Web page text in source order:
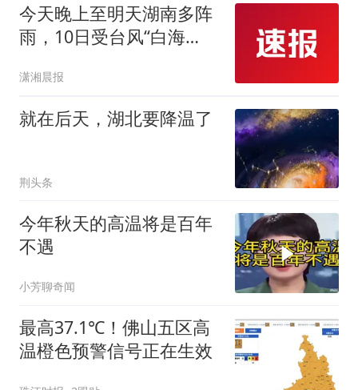
今天晚上至明天湖南多阵
雨，10日受台风“白海
模式
潇湘晨报
就在后天，湖北要降温了
荆头条
今年秋天的高温将是百年
不遇
小芳聊奇闻
最高37.1℃！佛山五区高
温橙色预警信号正在生效